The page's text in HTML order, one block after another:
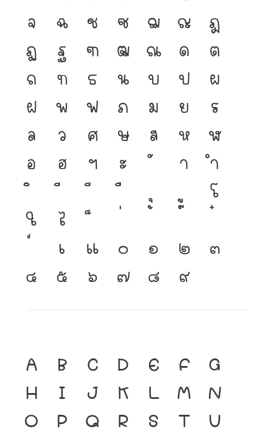
จ
ฉ ช ซ ฌ ญ
ฎ
ฏ
ฐ ฑ ฒ ณ ด
ต
ถ
ท ธ น บ ป
ผ
ฝ
พ ฟ ภ ม ย
ร
ล
ว ศ ษ ส ห
ฬ
อ
ฮ ฯ ะ า
ำ
โ
ใ
ไ
เ
แ ๐ ๑ ๒
๓
๔
๕ ๖ ๗ ๘ ๙
A B C D E F
G
H
I J K L M
N
O
P Q R S T
U